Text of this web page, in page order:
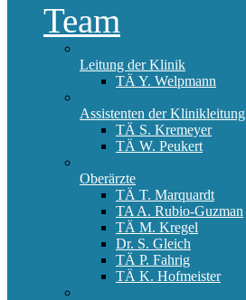
Team
Leitung der Klinik
TÄ Y. Welpmann
Assistenten der Klinikleitung
TÄ S. Kremeyer
TÄ W. Peukert
Oberärzte
TÄ T. Marquardt
TA A. Rubio-Guzman
TÄ M. Kregel
Dr. S. Gleich
TÄ P. Fahrig
TÄ K. Hofmeister